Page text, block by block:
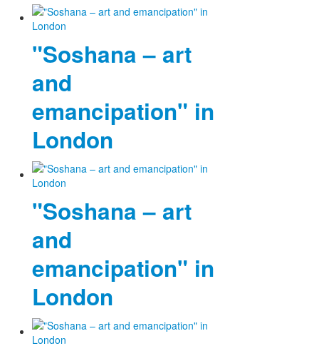
"Soshana – art
and
emancipation" in
London
"Soshana – art
and
emancipation" in
London